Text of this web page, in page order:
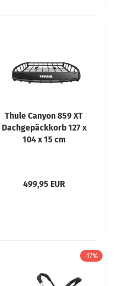
Thule Canyon 859 XT
Dachgepäckkorb 127 x
104 x 15 cm
499,95 EUR
-17%